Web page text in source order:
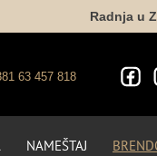
Radnja u
63 457 818
NAMEŠTAJ